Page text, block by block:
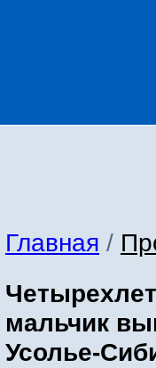
Главная /
мальчик
Усолье-